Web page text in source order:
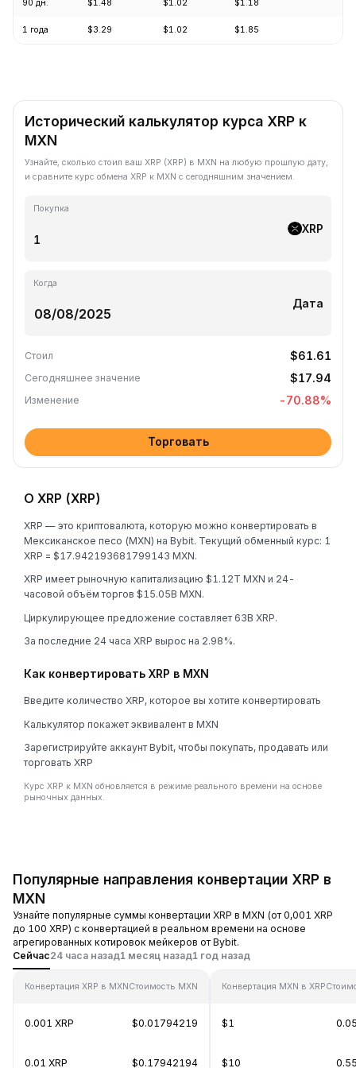
90 дн. $1.48 $1.02 $1.18
1 года $3.29 $1.02 $1.85
Исторический калькулятор курса XRP к
MXN
Узнайте, сколько стоил ваш XRP (XRP) в MXN на любую прошлую дату,
и сравните курс обмена XRP к MXN с сегодняшним значением.
Покупка
XRP
Когда
Дата
Стоил $61.61
Сегодняшнее значение $17.94
Изменение -70.88%
Торговать
О XRP (XRP)
XRP — это криптовалюта, которую можно конвертировать в
Мексиканское песо (MXN) на Bybit. Текущий обменный курс: 1
XRP = $17.942193681799143 MXN.
XRP имеет рыночную капитализацию $1.12T MXN и 24-
часовой объём торгов $15.05B MXN.
Циркулирующее предложение составляет 63B XRP.
За последние 24 часа XRP вырос на 2.98%.
Как конвертировать XRP в MXN
Введите количество XRP, которое вы хотите конвертировать
Калькулятор покажет эквивалент в MXN
Зарегистрируйте аккаунт Bybit, чтобы покупать, продавать или
торговать XRP
Курс XRP к MXN обновляется в режиме реального времени на основе
рыночных данных.
Популярные направления конвертации XRP в
MXN
Узнайте популярные суммы конвертации XRP в MXN (от 0,001 XRP
до 100 XRP) с конвертацией в реальном времени на основе
агрегированных котировок мейкеров от Bybit.
Сейчас24 часа назад1 месяц назад1 год назад
Конвертация XRP в MXNСтоимость MXN
0.001 XRP $0.01794219
0.01 XRP $0.17942194
Конвертация MXN в XRP
$1
$10